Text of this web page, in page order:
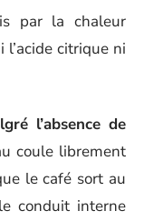
par la chaleur
citrique ni
l’absence de
coule librement
le café sort au
conduit interne